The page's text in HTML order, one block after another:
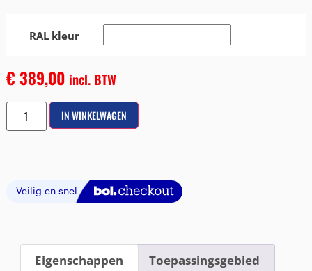
RAL kleur
€ 389,00 incl. BTW
IN WINKELWAGEN
Eigenschappen Toepassingsgebied